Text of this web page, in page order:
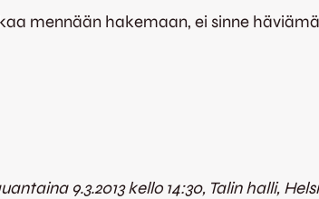
mennään hakemaan, ei sinne
9.3.2013 kello 14:30, Talin halli,